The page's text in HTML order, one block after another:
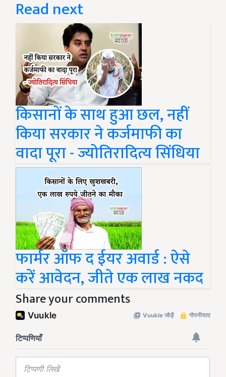
Read next
किसानों के साथ हुआ छल, नहीं
किया सरकार ने कर्जमाफी का
वादा पूरा - ज्योतिरादित्य सिंधिया
फार्मर ऑफ द ईयर अवार्ड : ऐसे
करें आवेदन, जीते एक लाख नकद
Share your comments